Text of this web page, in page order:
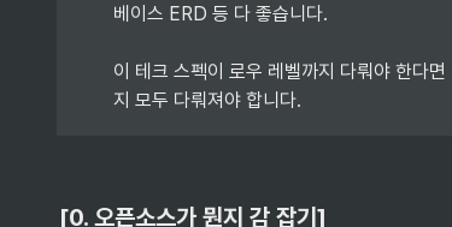
베이스 ERD 등 다 좋습니다.
이 테크 스펙이 로우 레벨까지 다뤄야 한다
지 모두 다뤄져야 합니다.
[0. 오픈소스가 뭔지 감 잡기]